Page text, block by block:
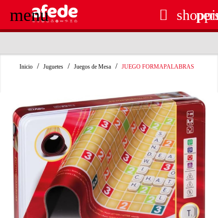
menu 
Inicio Juguetes Juegos de Mesa JUEGO FORMAPALABRAS